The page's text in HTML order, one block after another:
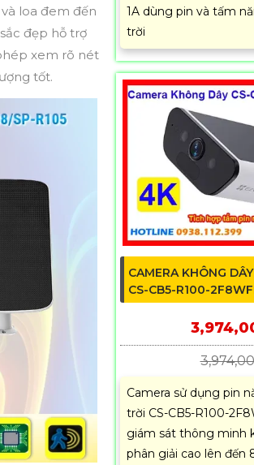
loa đem đến
đẹp hỗ trợ
xem rõ nét
tốt.
1A dùng pin và tấm
trời
CAMERA KHÔNG
CS-CB5-R100-
Camera sử dụng pin
trời CS-CB5-R100-
giám sát thông minh
phân giải cao lên đến